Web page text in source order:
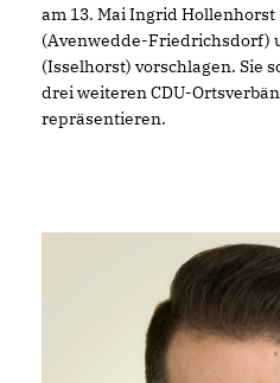
am 13. Mai Ingrid
(Avenwedde-Friedrichsdorf)
(Isselhorst) vorschlagen. Sie
drei weiteren CDU-
repräsentieren.